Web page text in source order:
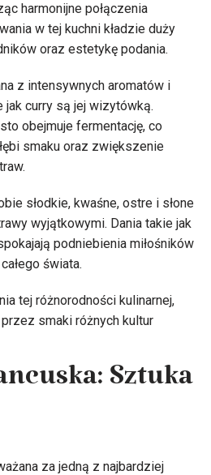
harmonijne połączenia
w tej kuchni kładzie duży
oraz estetykę podania.
z intensywnych aromatów i
jak curry są jej wizytówką.
obejmuje fermentację, co
smaku oraz zwiększenie
słodkie, kwaśne, ostre i słone
wyjątkowymi. Dania takie jak
podniebienia miłośników
świata.
tej różnorodności kulinarnej,
smaki różnych kultur
Sztuka
za jedną z najbardziej